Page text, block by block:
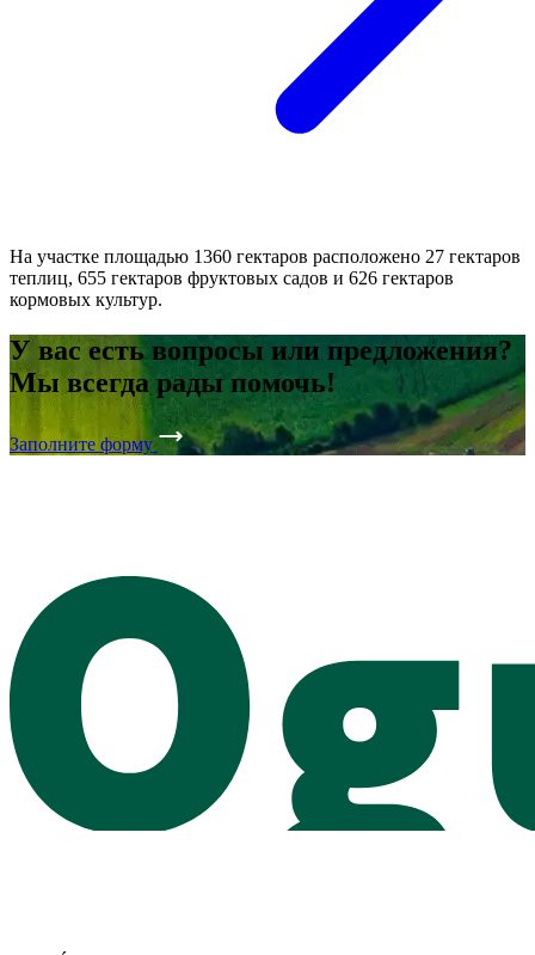
На участке площадью 1360 гектаров расположено 27 гектаров
теплиц, 655 гектаров фруктовых садов и 626 гектаров
кормовых культур.
У вас есть вопросы или предложения?
Мы всегда рады помочь!
Заполните форму